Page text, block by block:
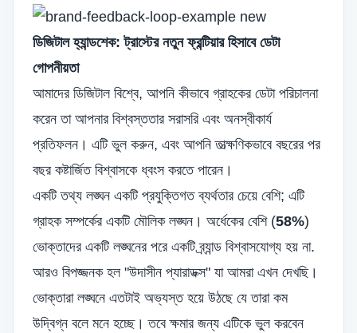
ডিজিটাল হ্যান্ডশেক: ট্রাস্টের নতুন ফ্রন্টিয়ার হিসাবে ডেটা
গোপনীয়তা
আমাদের ডিজিটাল বিশ্বে, আপনি কীভাবে গ্রাহকের ডেটা পরিচালনা
করেন তা আপনার বিশ্বস্ততার সরাসরি এবং অনস্বীকার্য
প্রতিফলন। এটি ভুল করুন, এবং আপনি তাত্ক্ষণিকভাবে বছরের পর
বছর কষ্টার্জিত বিশ্বাসকে ধ্বংস করতে পারেন।
একটি তথ্য লঙ্ঘন একটি প্রযুক্তিগত ব্যর্থতার চেয়ে বেশি; এটি
গ্রাহক সম্পর্কের একটি মৌলিক লঙ্ঘন। অর্ধেকের বেশি (58%)
ভোক্তাদের একটি লঙ্ঘনের পরে একটি ব্র্যান্ড বিশ্বাসযোগ্য হয় না.
আরও বিপজ্জনক হল "উদাসীন প্যারাডক্স" যা আমরা এখন দেখছি।
ভোক্তারা লঙ্ঘনে এতটাই অভ্যস্ত হয়ে উঠছে যে তারা কম
উদ্বিগ্ন বলে মনে হচ্ছে। তবে ক্ষমার জন্য এটিকে ভুল করবেন